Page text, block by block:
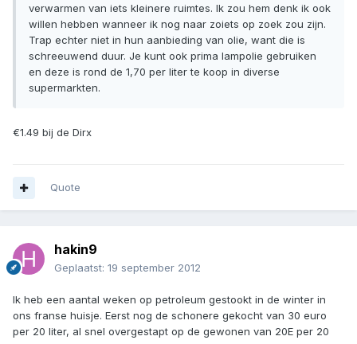
verwarmen van iets kleinere ruimtes. Ik zou hem denk ik ook
willen hebben wanneer ik nog naar zoiets op zoek zou zijn.
Trap echter niet in hun aanbieding van olie, want die is
schreeuwend duur. Je kunt ook prima lampolie gebruiken
en deze is rond de 1,70 per liter te koop in diverse
supermarkten.
€1.49 bij de Dirx
Quote
hakin9
Geplaatst: 19 september 2012
Ik heb een aantal weken op petroleum gestookt in de winter in
ons franse huisje. Eerst nog de schonere gekocht van 30 euro
per 20 liter, al snel overgestapt op de gewonen van 20E per 20